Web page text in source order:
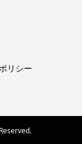
リシー